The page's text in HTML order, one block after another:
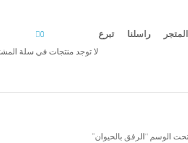
المتجر راسلنا تبرع 0
لا توجد منتجات في سلة
الوسم “الرفق بالحيوان”